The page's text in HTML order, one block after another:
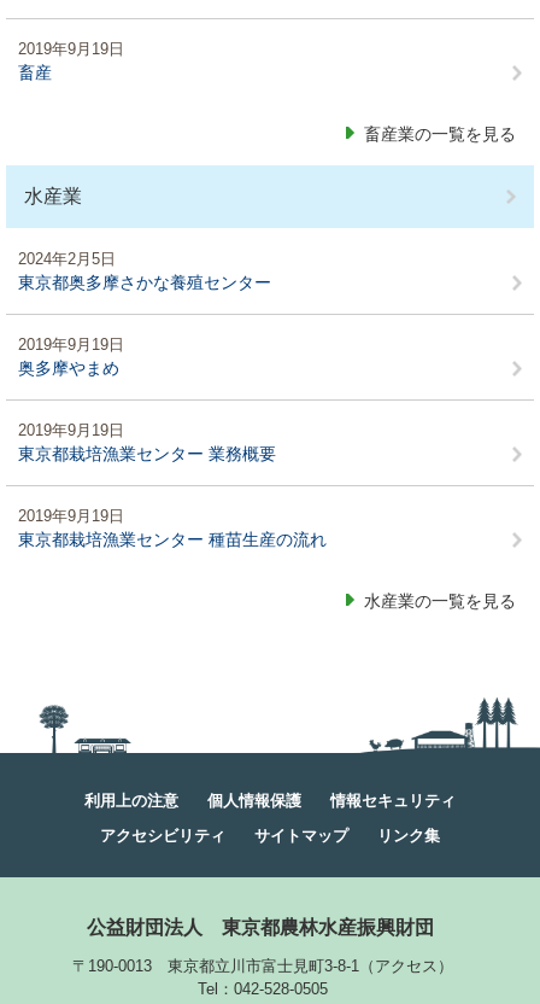
2019年9月19日
畜産
畜産業の一覧を見る
水産業
2024年2月5日
東京都奥多摩さかな養殖センター
2019年9月19日
奥多摩やまめ
2019年9月19日
東京都栽培漁業センター 業務概要
2019年9月19日
東京都栽培漁業センター 種苗生産の流れ
水産業の一覧を見る
利用上の注意 個人情報保護
情報セキュリティ
アクセシビリティ
サイトマップ リンク集
公益財団法人 東京都農林水産振興財団
〒190-0013 東京都立川市富士見町3-8-1（ アクセス ）
Tel：042-528-0505